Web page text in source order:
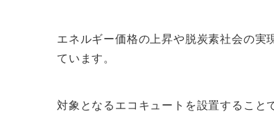
エネルギー価格の上昇や脱炭素社会の
ています。
対象となるエコキュートを設置すること